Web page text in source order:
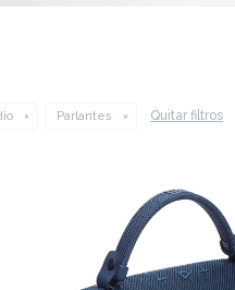
Parlantes Quitar filtros